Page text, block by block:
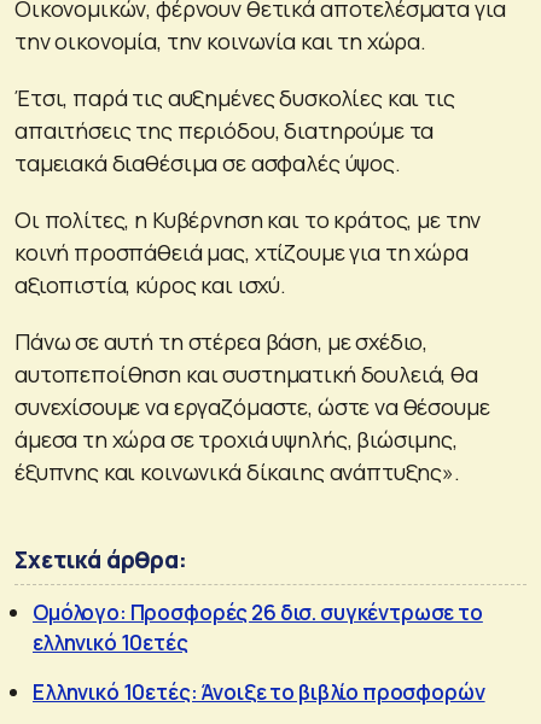
Οικονομικών, φέρνουν θετικά αποτελέσματα για
την οικονομία, την κοινωνία και τη χώρα.
Έτσι, παρά τις αυξημένες δυσκολίες και τις
απαιτήσεις της περιόδου, διατηρούμε τα
ταμειακά διαθέσιμα σε ασφαλές ύψος.
Οι πολίτες, η Κυβέρνηση και το κράτος, με την
κοινή προσπάθειά μας, χτίζουμε για τη χώρα
αξιοπιστία, κύρος και ισχύ.
Πάνω σε αυτή τη στέρεα βάση, με σχέδιο,
αυτοπεποίθηση και συστηματική δουλειά, θα
συνεχίσουμε να εργαζόμαστε, ώστε να θέσουμε
άμεσα τη χώρα σε τροχιά υψηλής, βιώσιμης,
έξυπνης και κοινωνικά δίκαιης ανάπτυξης».
Σχετικά άρθρα:
Ομόλογο: Προσφορές 26 δισ. συγκέντρωσε το
ελληνικό 10ετές
Ελληνικό 10ετές: Άνοιξε το βιβλίο προσφορών